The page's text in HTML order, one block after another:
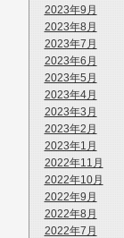
2023年9月
2023年8月
2023年7月
2023年6月
2023年5月
2023年4月
2023年3月
2023年2月
2023年1月
2022年11月
2022年10月
2022年9月
2022年8月
2022年7月